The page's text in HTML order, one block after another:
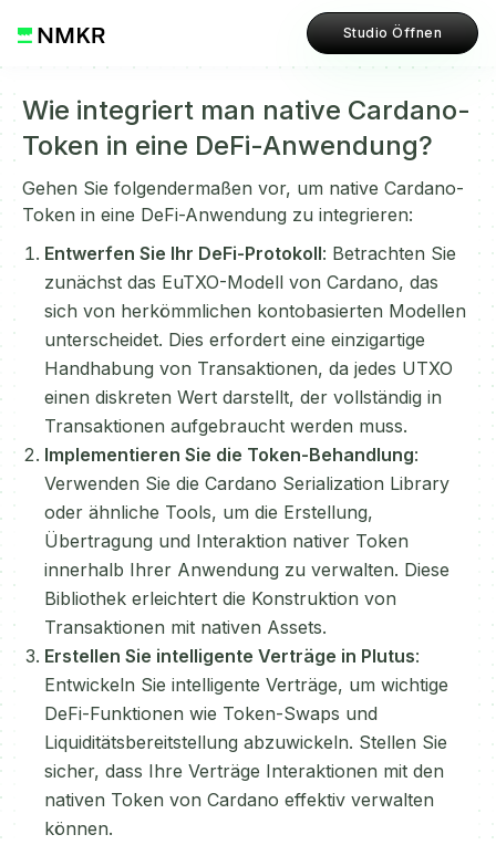
Studio Öffnen
Wie integriert man native Cardano-
Token in eine DeFi-Anwendung?
Gehen Sie folgendermaßen vor, um native Cardano-
Token in eine DeFi-Anwendung zu integrieren:
Entwerfen Sie Ihr DeFi-Protokoll: Betrachten Sie
zunächst das EuTXO-Modell von Cardano, das
sich von herkömmlichen kontobasierten Modellen
unterscheidet. Dies erfordert eine einzigartige
Handhabung von Transaktionen, da jedes UTXO
einen diskreten Wert darstellt, der vollständig in
Transaktionen aufgebraucht werden muss.
Implementieren Sie die Token-Behandlung:
Verwenden Sie die Cardano Serialization Library
oder ähnliche Tools, um die Erstellung,
Übertragung und Interaktion nativer Token
innerhalb Ihrer Anwendung zu verwalten. Diese
Bibliothek erleichtert die Konstruktion von
Transaktionen mit nativen Assets.
Erstellen Sie intelligente Verträge in Plutus:
Entwickeln Sie intelligente Verträge, um wichtige
DeFi-Funktionen wie Token-Swaps und
Liquiditätsbereitstellung abzuwickeln. Stellen Sie
sicher, dass Ihre Verträge Interaktionen mit den
nativen Token von Cardano effektiv verwalten
können.